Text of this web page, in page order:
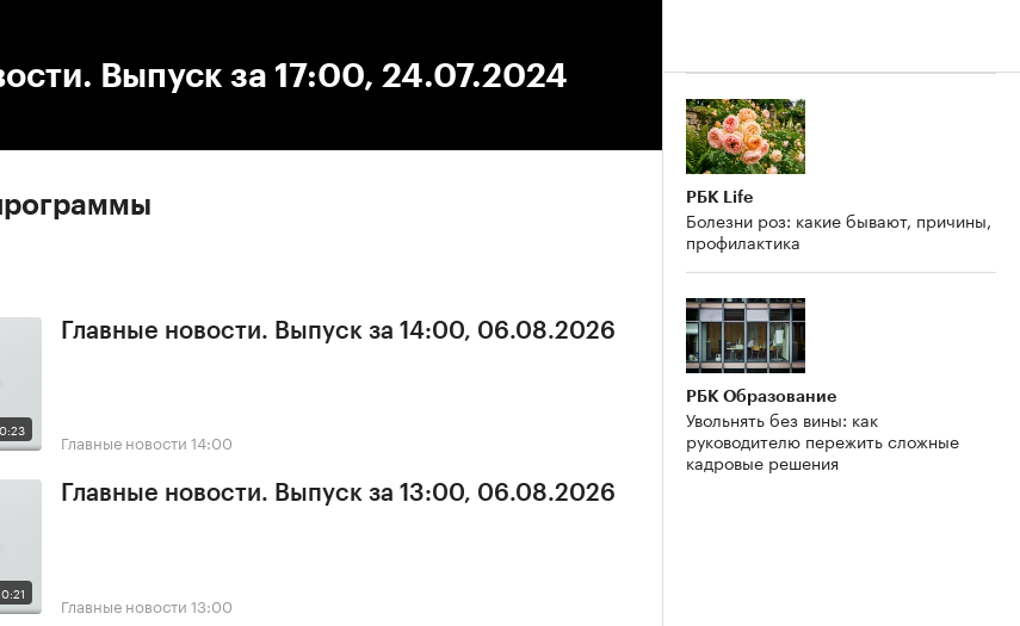
Выпуск за 17:00, 24.07.2024
Главные новости. Выпуск за 14:00, 06.08.2026
Главные новости 14:00
Главные новости. Выпуск за 13:00, 06.08.2026
Главные новости 13:00
РБК Life
Болезни роз: какие бывают, причины,
профилактика
РБК Образование
Увольнять без вины: как
руководителю пережить сложные
кадровые решения